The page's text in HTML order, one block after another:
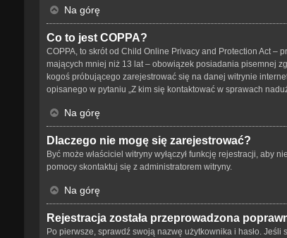
Na górę
Co to jest COPPA?
COPPA, to skrót od Child Online Privacy and Protection Act –
mających mniej niż 13 lat – obowiązek posiadania pisemnej
kogoś próbującego zarejestrować się na danej witrynie
opisanego w pytaniu „Z kim się kontaktować w sprawach
Na górę
Dlaczego nie mogę się zarejestrować?
Być może właściciel witryny wyłączył funkcję rejestracji, aby
pomocy skontaktuj się z administratorem witryny.
Na górę
Rejestracja została przeprowadzona
Po pierwsze, sprawdź swoją nazwę użytkownika i hasło.